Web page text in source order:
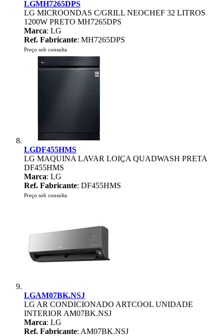
LGMH7265DPS
LG MICROONDAS C/GRILL NEOCHEF 32 LITROS
1200W PRETO MH7265DPS
Marca: LG
Ref. Fabricante: MH7265DPS
Preço sob consulta
LGDF455HMS
LG MAQUINA LAVAR LOIÇA QUADWASH PRETA
DF455HMS
Marca: LG
Ref. Fabricante: DF455HMS
Preço sob consulta
LGAM07BK.NSJ
LG AR CONDICIONADO ARTCOOL UNIDADE
INTERIOR AM07BK.NSJ
Marca: LG
Ref. Fabricante: AM07BK.NSJ